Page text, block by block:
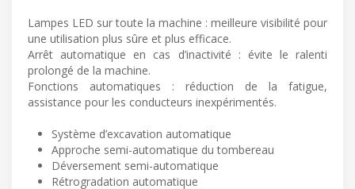
Lampes LED sur toute la machine : meilleure visibilité pour
une utilisation plus sûre et plus efficace.
Arrêt automatique en cas d’inactivité : évite le ralenti
prolongé de la machine.
Fonctions automatiques : réduction de la fatigue,
assistance pour les conducteurs inexpérimentés.
Système d’excavation automatique
Approche semi-automatique du tombereau
Déversement semi-automatique
Rétrogradation automatique